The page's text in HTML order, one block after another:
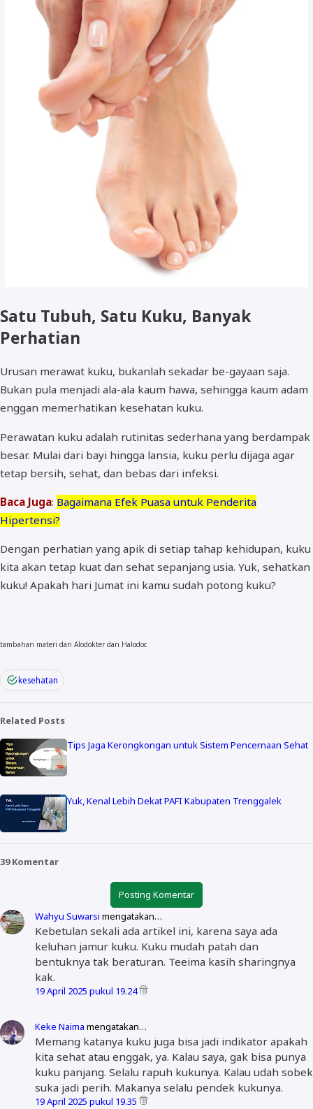
Satu Tubuh, Satu Kuku, Banyak
Perhatian
Urusan merawat kuku, bukanlah sekadar be-gayaan saja.
Bukan pula menjadi ala-ala kaum hawa, sehingga kaum adam
enggan memerhatikan kesehatan kuku.
Perawatan kuku adalah rutinitas sederhana yang berdampak
besar. Mulai dari bayi hingga lansia, kuku perlu dijaga agar
tetap bersih, sehat, dan bebas dari infeksi.
Baca Juga: Bagaimana Efek Puasa untuk Penderita
Hipertensi?
Dengan perhatian yang apik di setiap tahap kehidupan, kuku
kita akan tetap kuat dan sehat sepanjang usia. Yuk, sehatkan
kuku! Apakah hari Jumat ini kamu sudah potong kuku?
tambahan materi dari Alodokter dan Halodoc
kesehatan
Related Posts
Tips Jaga Kerongkongan untuk Sistem Pencernaan Sehat
Yuk, Kenal Lebih Dekat PAFI Kabupaten Trenggalek
39 Komentar
Posting Komentar
Wahyu Suwarsi mengatakan…
Kebetulan sekali ada artikel ini, karena saya ada
keluhan jamur kuku. Kuku mudah patah dan
bentuknya tak beraturan. Teeima kasih sharingnya
kak.
19 April 2025 pukul 19.24
Keke Naima mengatakan…
Memang katanya kuku juga bisa jadi indikator apakah
kita sehat atau enggak, ya. Kalau saya, gak bisa punya
kuku panjang. Selalu rapuh kukunya. Kalau udah sobek
suka jadi perih. Makanya selalu pendek kukunya.
19 April 2025 pukul 19.35